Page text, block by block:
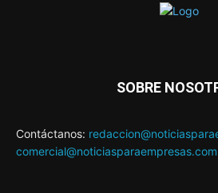
SOBRE
Contáctanos:
comercial@noticiasparaempresas.com